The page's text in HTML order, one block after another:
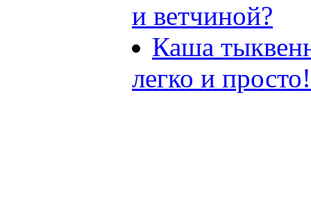
и ветчиной?
Каша
легко и просто!